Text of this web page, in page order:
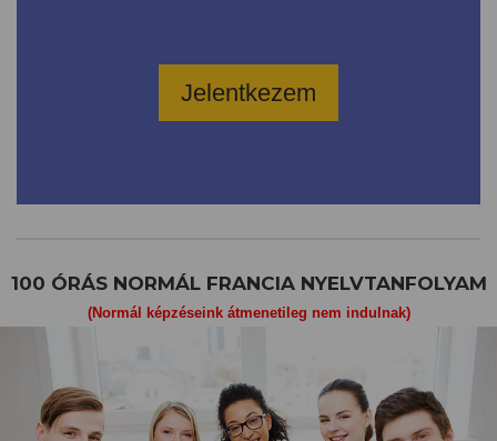
Jelentkezem
100 ÓRÁS NORMÁL FRANCIA NYELVTANFOLYAM
(Normál képzéseink átmenetileg nem indulnak)